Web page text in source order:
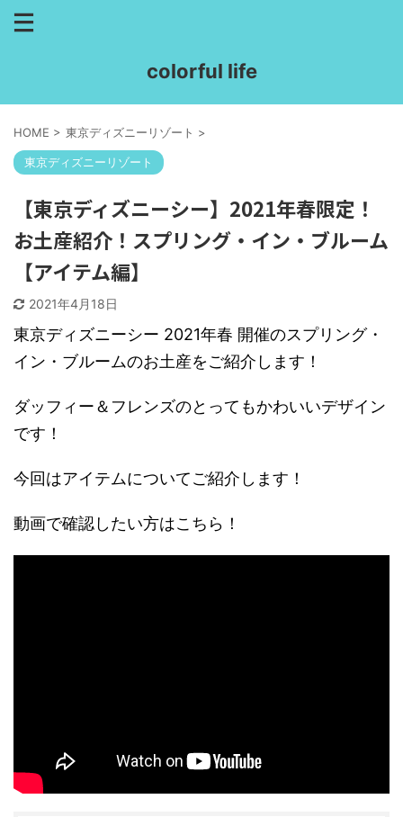
colorful life
HOME > 東京ディズニーリゾート >
東京ディズニーリゾート
【東京ディズニーシー】2021年春限定！
お土産紹介！スプリング・イン・ブルーム
【アイテム編】
2021年4月18日
東京ディズニーシー 2021年春 開催のスプリング・
イン・ブルームのお土産をご紹介します！
ダッフィー＆フレンズのとってもかわいいデザイン
です！
今回はアイテムについてご紹介します！
動画で確認したい方はこちら！